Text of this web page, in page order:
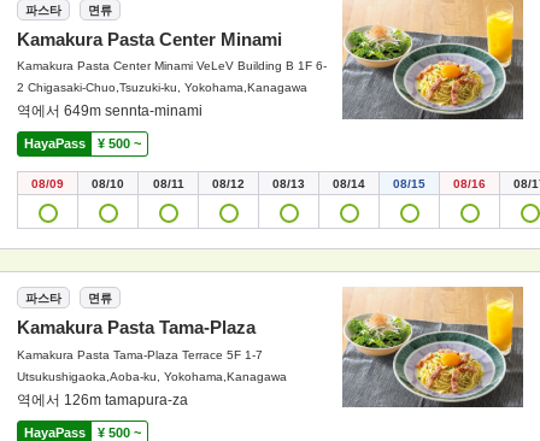
파스타 면류
Kamakura Pasta Center Minami
Kamakura Pasta Center Minami VeLeV Building B 1F 6-
2 Chigasaki-Chuo,Tsuzuki-ku, Yokohama,Kanagawa
역에서 649m sennta-minami
HayaPass ¥ 500 ~
08/09 08/10 08/11 08/12 08/13 08/14 08/15 08/16 08/
파스타 면류
Kamakura Pasta Tama-Plaza
Kamakura Pasta Tama-Plaza Terrace 5F 1-7
Utsukushigaoka,Aoba-ku, Yokohama,Kanagawa
역에서 126m tamapura-za
HayaPass ¥ 500 ~